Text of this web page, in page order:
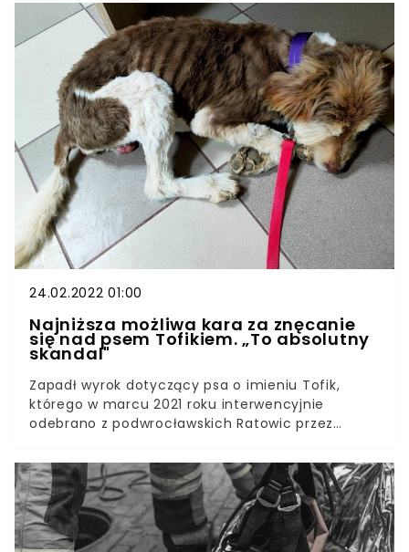
nowego mieszkania. Co się z nim stało? 5 lat
temu gdy Antek Królikowski był jeszcze
chłopakiem Julii Wieniawy, adoptował ze
schroniska uroczego kundelka. Klasyk, bo tak
dostał na imię czworonóg, wyrósł na średnich
rozmiarów zwierzaka. Teraz, gdy aktor zakończył
związek z kolejną partnerką i postanowił
radykalnie zmienić swoje życie, na jaw wyszły
niepokojące informacje o jego podopiecznym.
24.02.2022 01:00
Najniższa możliwa kara za znęcanie
się nad psem Tofikiem. „To absolutny
skandal"
Zapadł wyrok dotyczący psa o imieniu Tofik,
którego w marcu 2021 roku interwencyjnie
odebrano z podwrocławskich Ratowic przez
zamożnym właścicielom nie brakowało środków
do życia, ani nie zapewnili psu dogodnych
warunków bytowania ani go nie leczyli. On jest
stary, niech tu dokona żywota - takie słowa
usłyszeli od pseudowłaścicielki Tofika członkowie